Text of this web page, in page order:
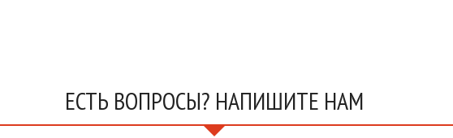
ЕСТЬ ВОПРОСЫ? НАПИШИТЕ НАМ